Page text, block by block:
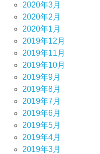
2020年3月
2020年2月
2020年1月
2019年12月
2019年11月
2019年10月
2019年9月
2019年8月
2019年7月
2019年6月
2019年5月
2019年4月
2019年3月